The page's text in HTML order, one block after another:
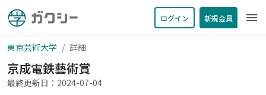
ログイン 新規会員 menu
東京芸術大学 詳細
京成電鉄藝術賞
最終更新日：2024-07-04